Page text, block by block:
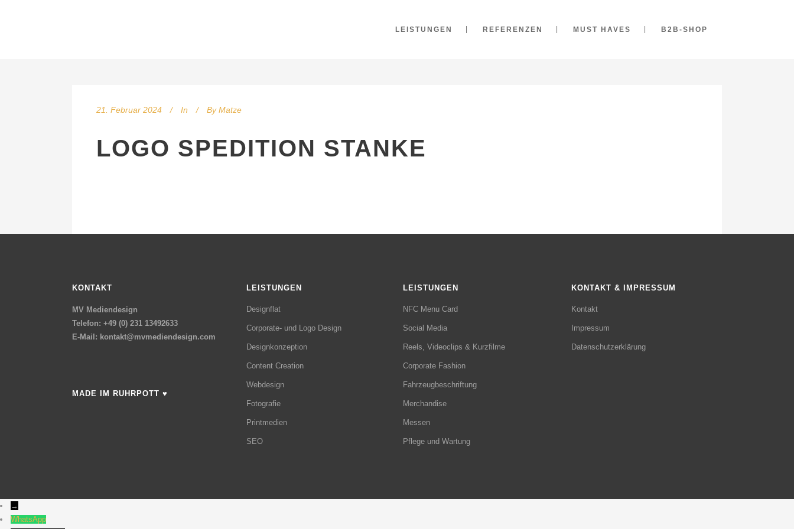
LEISTUNGEN REFERENZEN MUST HAVES B2B-SHOP
21. Februar 2024 In By Matze
LOGO SPEDITION STANKE
KONTAKT
MV Mediendesign
Telefon: +49 (0) 231 13492633
E-Mail: kontakt@mvmediendesign.com
MADE IM RUHRPOTT ♥
LEISTUNGEN
Designflat
Corporate- und Logo Design
Designkonzeption
Content Creation
Webdesign
Fotografie
Printmedien
SEO
LEISTUNGEN
NFC Menu Card
Social Media
Reels, Videoclips & Kurzfilme
Corporate Fashion
Fahrzeugbeschriftung
Merchandise
Messen
Pflege und Wartung
KONTAKT & IMPRESSUM
Kontakt
Impressum
Datenschutzerklärung
→
WhatsApp